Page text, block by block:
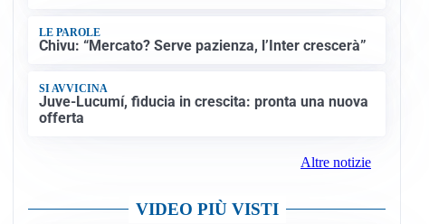
LE PAROLE
Chivu: “Mercato? Serve pazienza, l’Inter crescerà”
SI AVVICINA
Juve-Lucumí, fiducia in crescita: pronta una nuova
offerta
Altre notizie
VIDEO PIÙ VISTI